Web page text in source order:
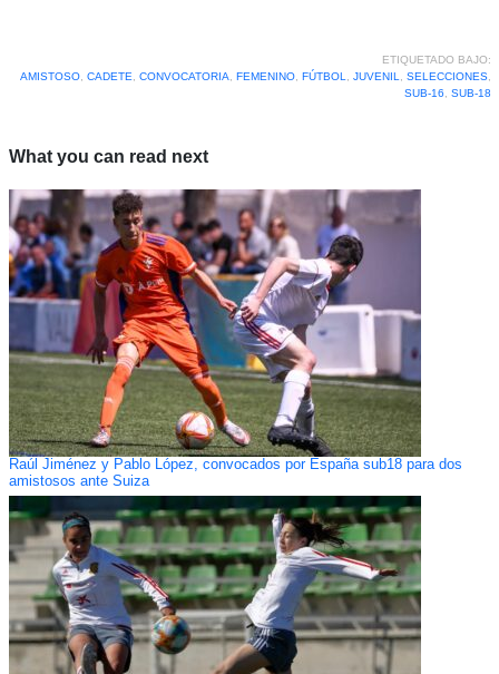
ETIQUETADO BAJO:
AMISTOSO, CADETE CONVOCATORIA FEMENINO, FÚTBOL JUVENIL SELECCIONES,
SUB-16
SUB-18
What you can read next
Raúl Jiménez y Pablo López, convocados por España sub18 para dos
amistosos ante Suiza